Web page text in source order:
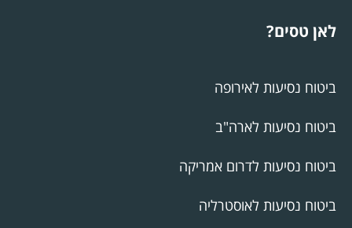
לאן טסים?
ביטוח נסיעות לאירופה
ביטוח נסיעות לארה"ב
ביטוח נסיעות לדרום אמריקה
ביטוח נסיעות לאוסטרליה